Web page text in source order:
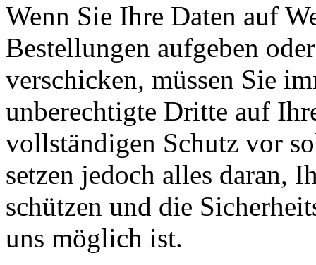
Wenn Sie Ihre Daten auf
Bestellungen aufgeben
verschicken, müssen Sie
unberechtigte Dritte auf
vollständigen Schutz vor
setzen jedoch alles daran,
schützen und die
uns möglich ist.